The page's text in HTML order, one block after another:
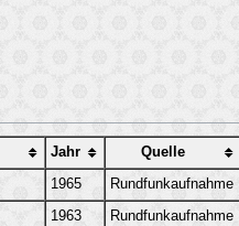
Jahr Quelle
1965 Rundfunkaufnahme
1963 Rundfunkaufnahme